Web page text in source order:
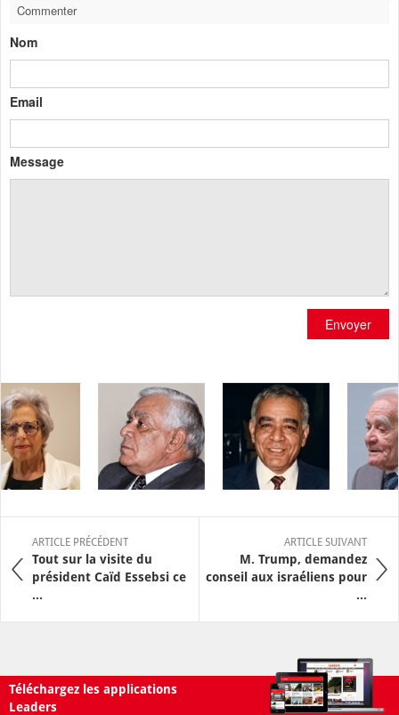
Commenter
Nom
Email
Message
Envoyer
ARTICLE PRÉCÉDENT
Tout sur la visite du
président Caïd Essebsi ce
...
ARTICLE SUIVANT
M. Trump, demandez
conseil aux israéliens pour
...
Téléchargez les applications
Leaders